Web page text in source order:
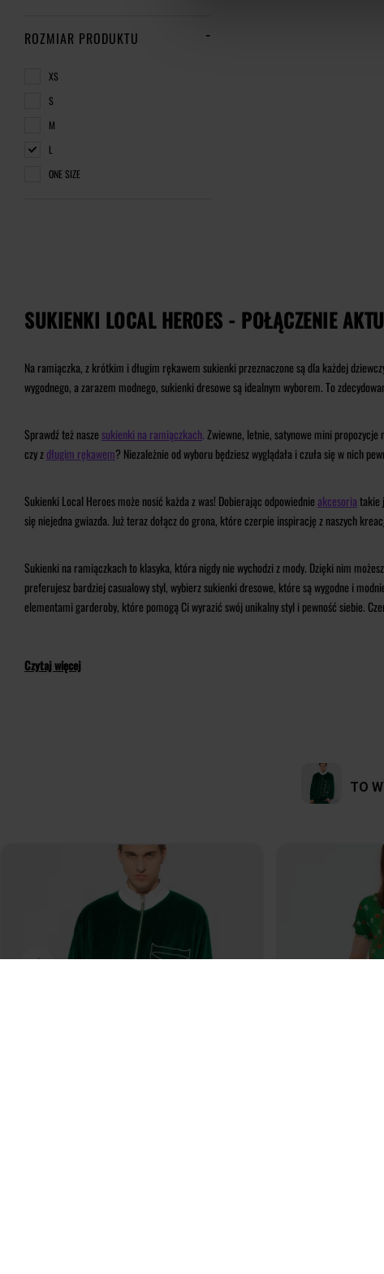
ROZMIAR PRODUKTU
XS
S
M
L
ONE SIZE
SUKIENKI LOCAL HEROES - POŁĄCZENIE
Na ramiączka, z krótkim i długim rękawem sukienki przeznaczone są dla każdej
wygodnego, a zarazem modnego, sukienki dresowe są idealnym wyborem. To
Sprawdź też naszesukienki na ramiączkach. Zwiewne, letnie, satynowe mini
czy zdługim rękawem? Niezależnie od wyboru będziesz wyglądała i czuła się w nich
Sukienki Local Heroes może nosić każda z was! Dobierając odpowiednie akcesoriatakie
się niejedna gwiazda. Już teraz dołącz do grona, które czerpie inspirację z naszych
Sukienki na ramiączkach to klasyka, która nigdy nie wychodzi z mody. Dzięki nim
preferujesz bardziej casualowy styl, wybierz sukienki dresowe, które są wygodne i
elementami garderoby, które pomogą Ci wyrazić swój unikalny styl i pewność siebie.
Czytaj więcej